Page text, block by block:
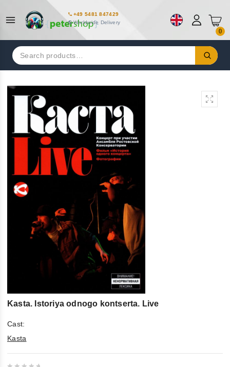
+49 5481 847429
Worldwide Delivery
0
Search
for:
Kasta. Istoriya odnogo kontserta. Live
Cast:
Kasta